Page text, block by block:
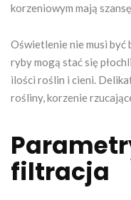
korzeniowym mają
Oświetlenie nie musi być
ryby mogą stać się
ilości roślin i cieni.
rośliny, korzenie
filtracja